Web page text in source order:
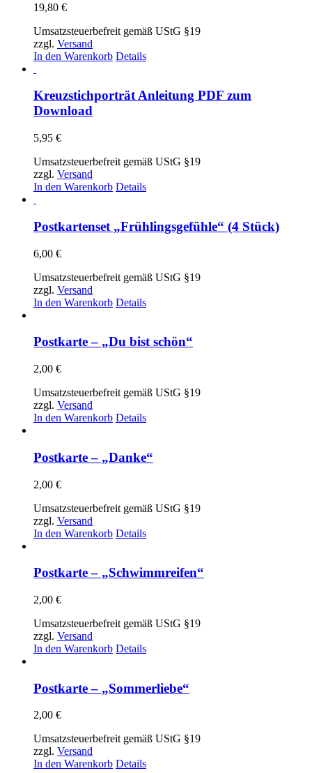
19,80 €
Umsatzsteuerbefreit gemäß UStG §19
zzgl. Versand
In den Warenkorb Details
Kreuzstichporträt Anleitung PDF zum
Download
5,95 €
Umsatzsteuerbefreit gemäß UStG §19
zzgl. Versand
In den Warenkorb Details
Postkartenset „Frühlingsgefühle“ (4 Stück)
6,00 €
Umsatzsteuerbefreit gemäß UStG §19
zzgl. Versand
In den Warenkorb Details
Postkarte – „Du bist schön“
2,00 €
Umsatzsteuerbefreit gemäß UStG §19
zzgl. Versand
In den Warenkorb Details
Postkarte – „Danke“
2,00 €
Umsatzsteuerbefreit gemäß UStG §19
zzgl. Versand
In den Warenkorb Details
Postkarte – „Schwimmreifen“
2,00 €
Umsatzsteuerbefreit gemäß UStG §19
zzgl. Versand
In den Warenkorb Details
Postkarte – „Sommerliebe“
2,00 €
Umsatzsteuerbefreit gemäß UStG §19
zzgl. Versand
In den Warenkorb Details